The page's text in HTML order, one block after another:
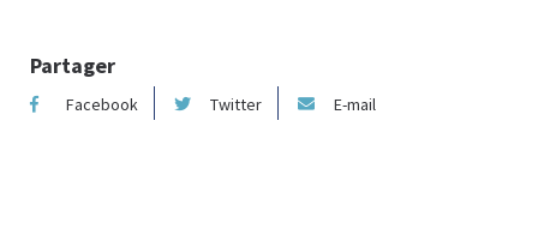
Partager
Facebook Twitter E-mail